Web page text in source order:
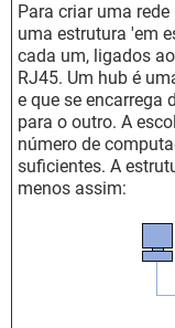
Para criar uma
uma estrutura 'em
cada um, ligados
RJ45. Um hub é
e que se encarrega
para o outro. A
número de
suficientes. A
menos assim: